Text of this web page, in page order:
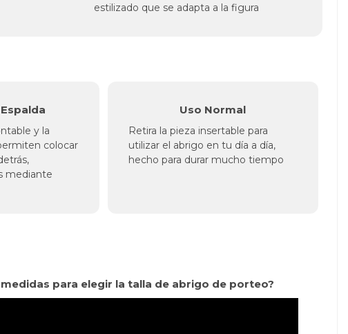
estilizado que se adapta a la figura
y la
colocar
mediante
Uso Normal
Retira la pieza insertable para
utilizar el abrigo en tu día a día,
hecho para durar mucho tiempo
para elegir la talla de abrigo de porteo?